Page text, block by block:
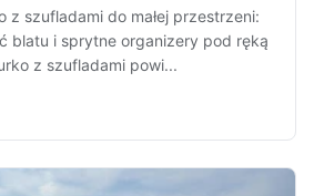
z szufladami do małej przestrzeni:
blatu i sprytne organizery pod ręką
z szufladami powi...